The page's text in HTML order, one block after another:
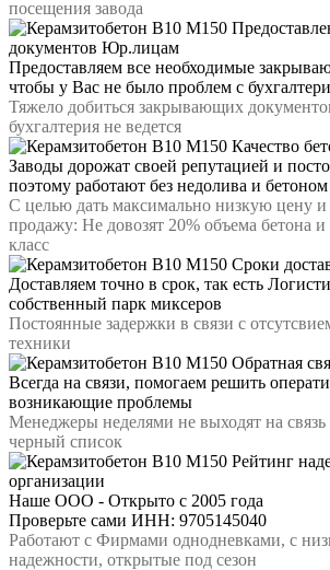
посещения завода
документов Юр.лицам
Предоставляем все необходимые
чтобы у Вас не было проблем с
Тяжело добиться закрывающих
бухгалтерия не ведется
Качество
Заводы дорожат своей репутацией и
поэтому работают без недолива и
С целью дать максимально низкую цену и
продажу: Не довозят 20% объема бетона
класс
Сроки
Доставляем точно в срок, так есть
собственный парк миксеров
Постоянные задержки в связи с
техники
Обратная
Всегда на связи, помогаем решить
возникающие проблемы
Менеджеры неделями не выходят на связь
черный список
Рейтинг
организации
Наше ООО - Открыто с 2005 года
Проверьте сами ИНН: 9705145040
Работают с Фирмами однодневками, с
надежности, открытые под сезон